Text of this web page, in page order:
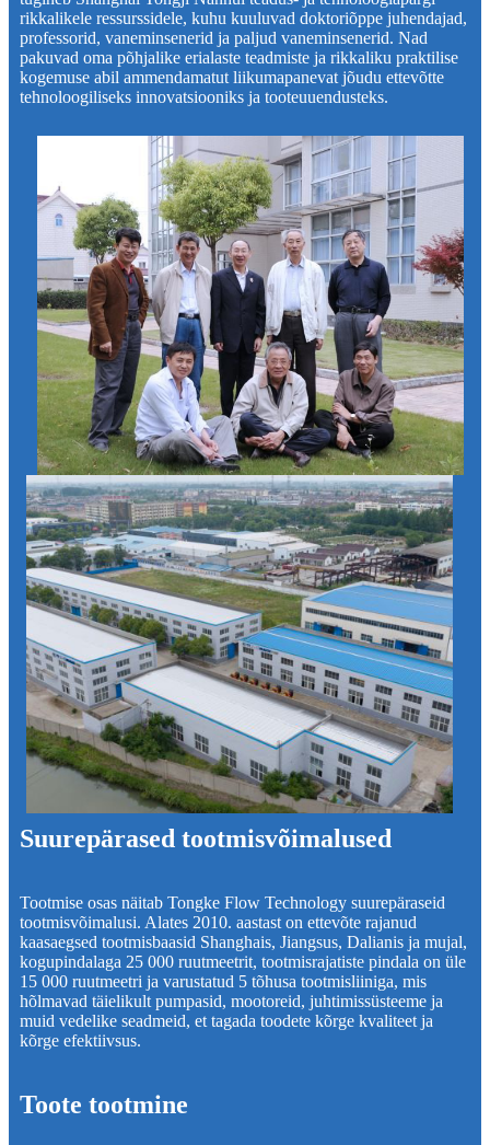
rikkalikele ressurssidele, kuhu kuuluvad doktoriõppe juhendajad,
professorid, vaneminsenerid ja paljud vaneminsenerid. Nad
pakuvad oma põhjalike erialaste teadmiste ja rikkaliku praktilise
kogemuse abil ammendamatut liikumapanevat jõudu ettevõtte
tehnoloogiliseks innovatsiooniks ja tooteuuendusteks.
Suurepärased tootmisvõimalused
Tootmise osas näitab Tongke Flow Technology suurepäraseid
tootmisvõimalusi. Alates 2010. aastast on ettevõte rajanud
kaasaegsed tootmisbaasid Shanghais, Jiangsus, Dalianis ja mujal,
kogupindalaga 25 000 ruutmeetrit, tootmisrajatiste pindala on üle
15 000 ruutmeetri ja varustatud 5 tõhusa tootmisliiniga, mis
hõlmavad täielikult pumpasid, mootoreid, juhtimissüsteeme ja
muid vedelike seadmeid, et tagada toodete kõrge kvaliteet ja
kõrge efektiivsus.
Toote tootmine